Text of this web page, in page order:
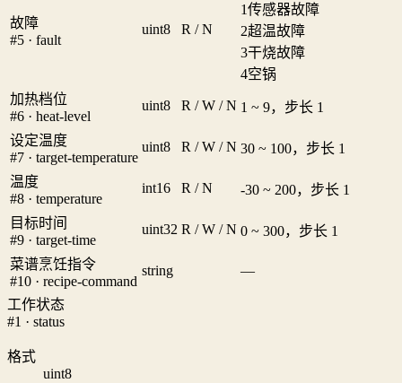
故障
#5 · fault
uint8 R / N
1传感器故障
2超温故障
3干烧故障
4空锅
加热档位
#6 · heat-level
uint8 R / W / N 1 ~ 9，步长 1
设定温度
#7 · target-temperature
uint8 R / W / N 30 ~ 100，步长 1
温度
#8 · temperature
int16 R / N -30 ~ 200，步长 1
目标时间
#9 · target-time
uint32 R / W / N 0 ~ 300，步长 1
菜谱烹饪指令
#10 · recipe-command
string —
工作状态
#1 · status
格式
uint8